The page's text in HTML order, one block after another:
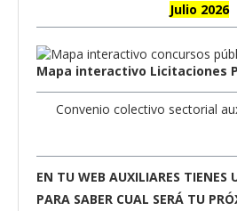
Julio 2026
Mapa interactivo Licitaciones
Convenio colectivo sectorial
EN TU WEB AUXILIARES TIENES
PARA SABER CUAL SERÁ TU